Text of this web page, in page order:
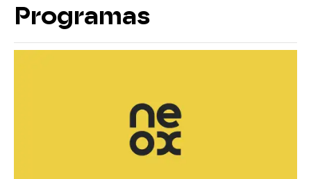
Programas